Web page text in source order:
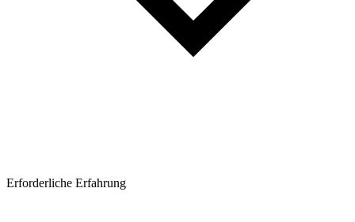
Erforderliche Erfahrung